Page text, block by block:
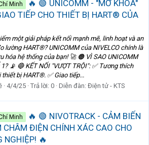
Minh
🔥 🟢 UNICOMM - "MỞ KHÓA"
TIẾP CHO THIẾT BỊ HART® CỦA
một giải pháp kết nối mạnh mẽ, linh hoạt và an
lường HART®? UNICOMM của NIVELCO chính là
hóa hệ thống của bạn! 🚀 🟠 VÌ SAO UNICOMM
📡 🔵 KẾT NỐI "VƯỢT TRỘI": ✅ Tương thích
thiết bị HART®. ✅ Giao tiếp...
4/4/25 Trả lời: 0 Diễn đàn: Điện tử - KTS
Minh
🔥 🟢 NIVOTRACK - CẢM BIẾN
ĐIỆN CHÍNH XÁC CAO CHO
NGHIỆP! 🔥